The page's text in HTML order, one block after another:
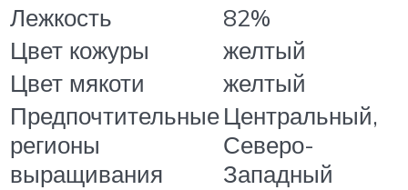
Лежкость
82%
Цвет кожуры
желтый
Цвет мякоти
желтый
Предпочтительные
регионы
выращивания
Центральный,
Северо-
Западный